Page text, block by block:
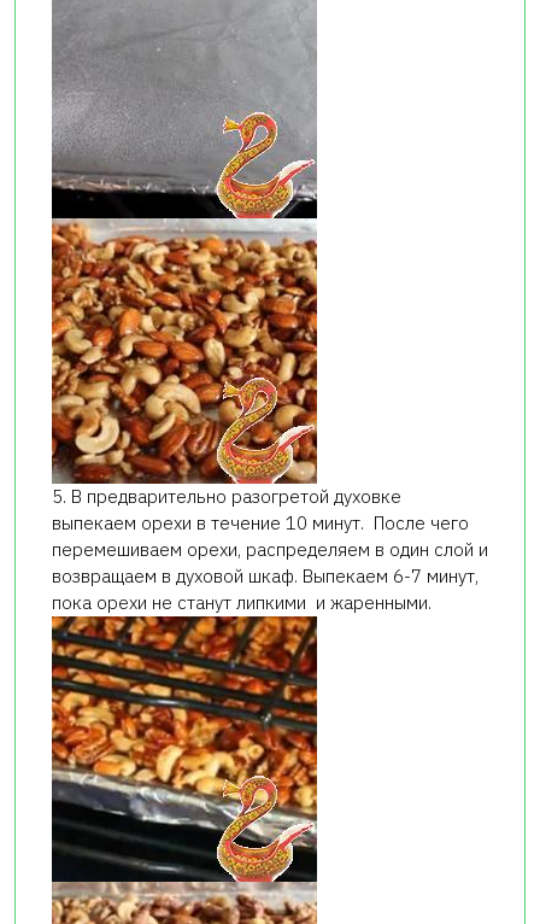
5. В предварительно разогретой духовке
выпекаем орехи в течение 10 минут. После чего
перемешиваем орехи, распределяем в один слой и
возвращаем в духовой шкаф. Выпекаем 6-7 минут,
пока орехи не станут липкими и жаренными.